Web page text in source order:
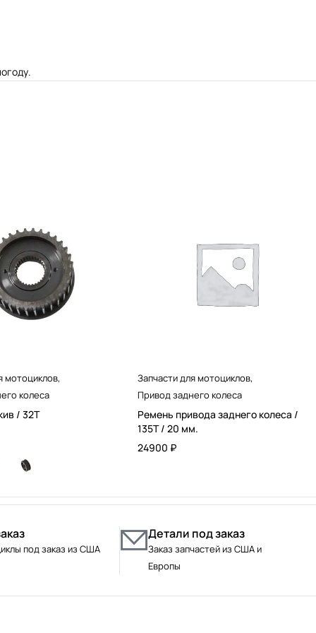
мотоциклов,
колеса
/ 32T
Запчасти для мотоциклов,
Привод заднего колеса
Ремень привода заднего колеса /
135T / 20 мм.
24900 ₽
под заказ из США
Детали под заказ
Заказ запчастей из США и
Европы